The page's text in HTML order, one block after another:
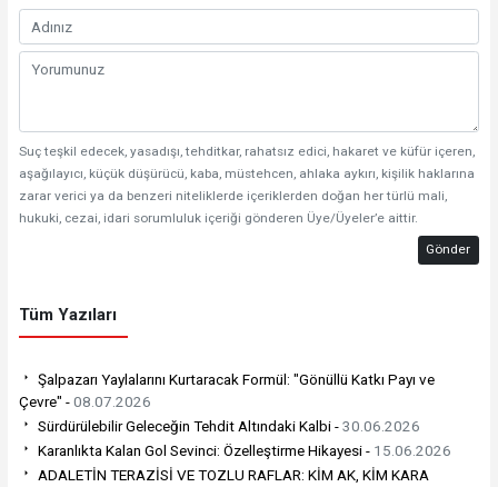
Suç teşkil edecek, yasadışı, tehditkar, rahatsız edici, hakaret ve küfür içeren,
aşağılayıcı, küçük düşürücü, kaba, müstehcen, ahlaka aykırı, kişilik haklarına
zarar verici ya da benzeri niteliklerde içeriklerden doğan her türlü mali,
hukuki, cezai, idari sorumluluk içeriği gönderen Üye/Üyeler’e aittir.
Gönder
Tüm Yazıları
Şalpazarı Yaylalarını Kurtaracak Formül: "Gönüllü Katkı Payı ve
Çevre" -08.07.2026
Sürdürülebilir Geleceğin Tehdit Altındaki Kalbi -30.06.2026
Karanlıkta Kalan Gol Sevinci: Özelleştirme Hikayesi - 15.06.2026
ADALETİN TERAZİSİ VE TOZLU RAFLAR: KİM AK, KİM KARA